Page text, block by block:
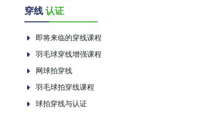
穿线 认证
即将来临的穿线课程
羽毛球穿线增强课程
网球拍穿线
羽毛球拍穿线课程
球拍穿线与认证